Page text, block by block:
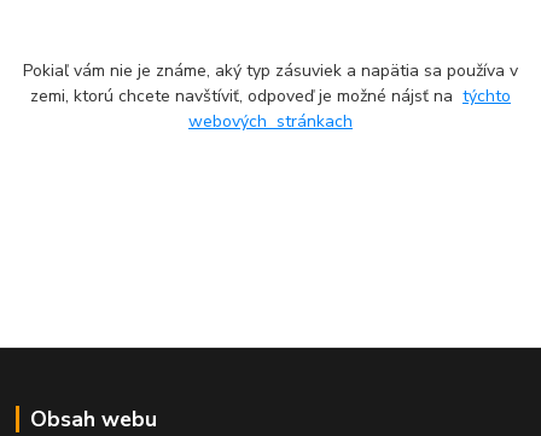
Pokiaľ vám nie je známe, aký typ zásuviek a napätia sa používa v
zemi, ktorú chcete navštíviť, odpoveď je možné nájsť na týchto
webových stránkach
Obsah webu